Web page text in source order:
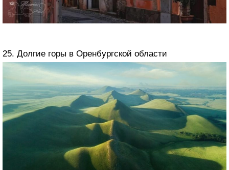
25. Долгие горы в Оренбургской области